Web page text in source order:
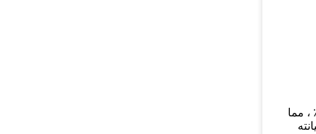
الجودة هي الخيار المثالي لتنجيد الأثاث والمفروشات المنزلية.النسيج مصنوع من الكتان بنسبة 100٪ ، مما